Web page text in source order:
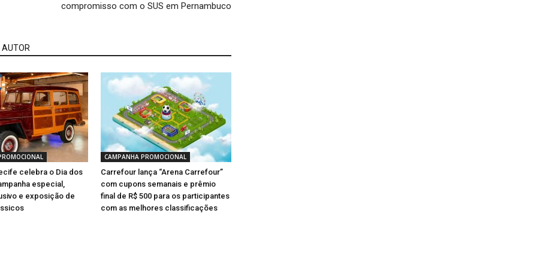
compromisso com o SUS em Pernambuco
celebra o Dia dos
especial,
e exposição de
CAMPANHA PROMOCIONAL
Carrefour lança “Arena Carrefour”
com cupons semanais e prêmio
final de R$ 500 para os participantes
com as melhores classificações